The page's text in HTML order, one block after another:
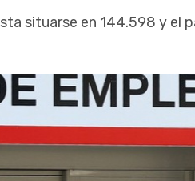
situarse en 144.598 y el